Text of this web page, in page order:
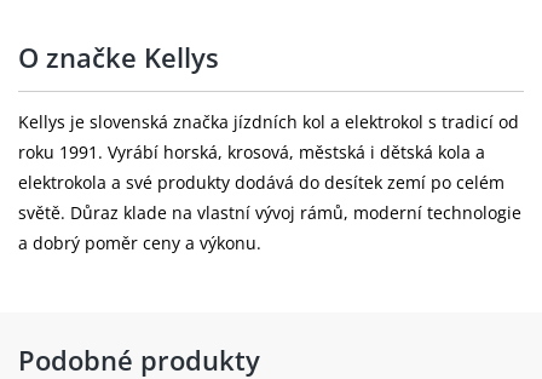
K-Guard, Bronze Sidewall
Hmotnost: 11.62 kg (M) kg
výplet kola: stainless steel black
Barva: Dusty orange
O značke Kellys
Kellys je slovenská značka jízdních kol a elektrokol s tradicí od
roku 1991. Vyrábí horská, krosová, městská i dětská kola a
elektrokola a své produkty dodává do desítek zemí po celém
světě. Důraz klade na vlastní vývoj rámů, moderní technologie
a dobrý poměr ceny a výkonu.
Podobné produkty